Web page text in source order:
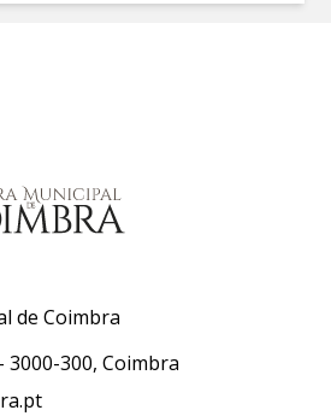
de Coimbra
3000-300, Coimbra